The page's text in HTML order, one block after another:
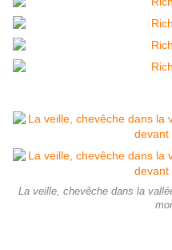
La veille, chevêche dans la